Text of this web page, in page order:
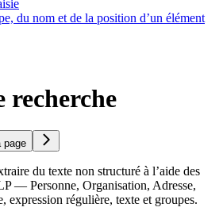
du nom et de la position d’un élément
recherche
page
du texte non structuré à l’aide des
— Personne, Organisation, Adresse,
expression régulière, texte et groupes.